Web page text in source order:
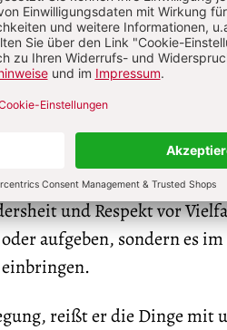
zu lernen, sich von ihnen
abzubauen. Sich
dem früheren gesicherten
Neue
und Ungewissheiten,
die Realitäten und
längere Sicht, etwas
und Respekt vor
aufgeben, sondern es
reißt er die Dinge mit